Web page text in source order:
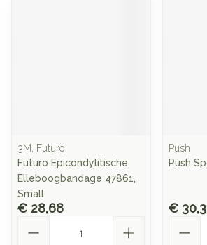
3M, Futuro
Futuro Epicondylitische
Elleboogbandage 47861,
Small
€ 28,68
Push
Push
€